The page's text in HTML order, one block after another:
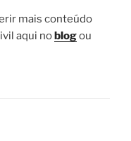
mais conteúdo
aqui no blogou